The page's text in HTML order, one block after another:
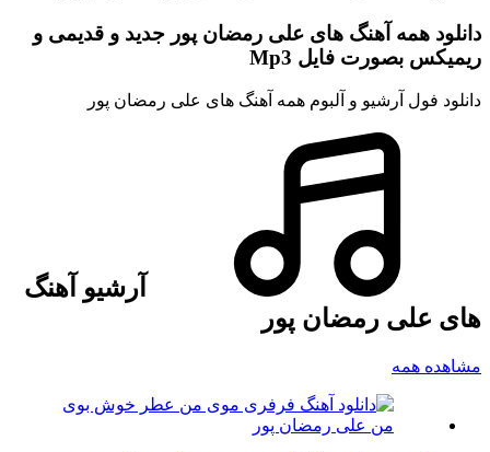
دانلود همه آهنگ های علی رمضان پور جدید و قدیمی و
ریمیکس بصورت فایل Mp3
دانلود فول آرشیو و آلبوم همه آهنگ های علی رمضان پور
آرشیو آهنگ
های علی رمضان پور
مشاهده همه